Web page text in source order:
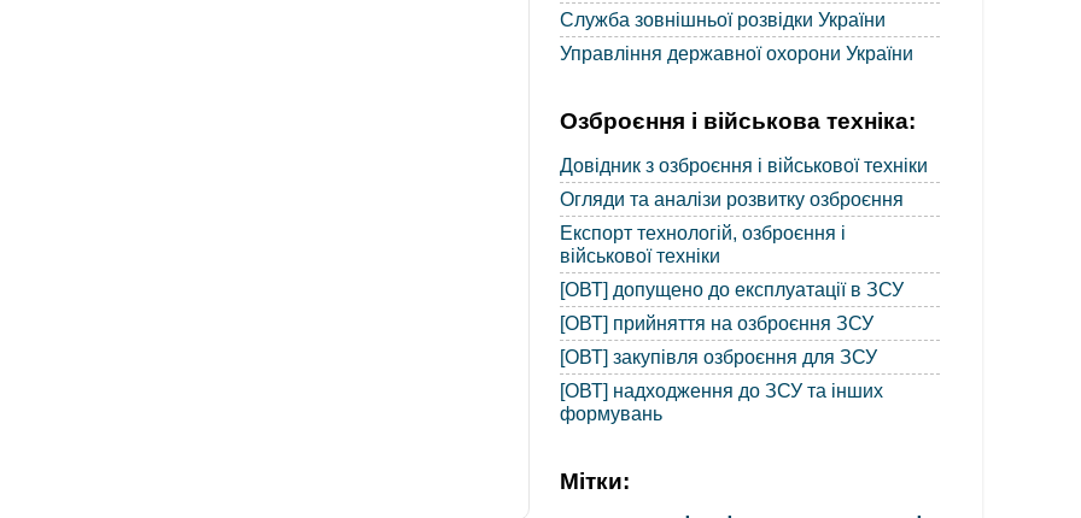
Служба зовнішньої розвідки України
Управління державної охорони України
Озброєння і військова техніка:
Довідник з озброєння і військової техніки
Огляди та аналізи розвитку озброєння
Експорт технологій, озброєння і
військової техніки
[ОВТ] допущено до експлуатації в ЗСУ
[ОВТ] прийняття на озброєння ЗСУ
[ОВТ] закупівля озброєння для ЗСУ
[ОВТ] надходження до ЗСУ та інших
формувань
Мітки: